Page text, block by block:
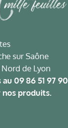
sur Saône
de Lyon
au 09 86 51 97 90
produits.